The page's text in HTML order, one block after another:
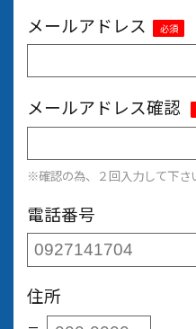
メールアドレス 必須
メールアドレス確認
※確認の為、２回入力して下さ
電話番号
住所